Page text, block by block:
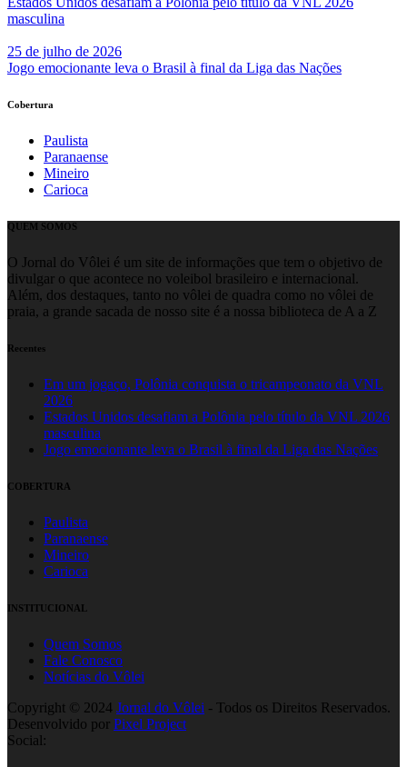
masculina
25 de julho de 2026
Jogo emocionante leva o Brasil à final da Liga das Nações
Cobertura
Paulista
Paranaense
Mineiro
Carioca
QUEM SOMOS
O Jornal do Vôlei é um site de informações que tem o objetivo de
divulgar o que acontece no voleibol brasileiro e internacional.
Além, dos destaques, tanto no vôlei de quadra como no vôlei de
praia, a grande sacada de nosso site é a nossa biblioteca de A a Z
Recentes
Em um jogaço, Polônia conquista o tricampeonato da VNL
2026
Estados Unidos desafiam a Polônia pelo título da VNL 2026
masculina
Jogo emocionante leva o Brasil à final da Liga das Nações
COBERTURA
Paulista
Paranaense
Mineiro
Carioca
INSTITUCIONAL
Quem Somos
Fale Conosco
Notícias do Vôlei
Copyright © 2024 Jornal do Vôlei - Todos os Direitos Reservados.
Desenvolvido por Pixel Project
Social: